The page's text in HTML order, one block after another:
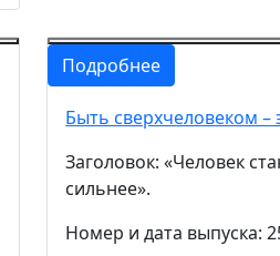
Подробнее
Быть сверхчеловеком –
Заголовок: «Человек
сильнее».
Номер и дата выпуска: